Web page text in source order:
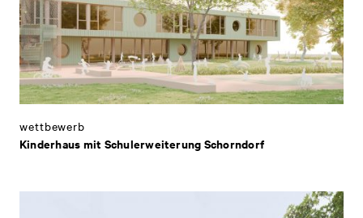
Kinderhaus mit Schulerweiterung Schorndorf
wettbewerb